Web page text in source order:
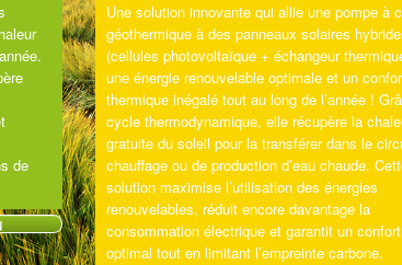
de
Une solution innovante qui allie une pompe à
géothermique à des panneaux solaires
(cellules photovoltaïque + échangeur
une énergie renouvelable optimale et un
thermique inégalé tout au long de l’année !
cycle thermodynamique, elle récupère la
gratuite du soleil pour la transférer dans le
chauffage ou de production d’eau chaude.
solution maximise l’utilisation des énergies
renouvelables, réduit encore davantage la
consommation électrique et garantit un confort
optimal tout en limitant l’empreinte carbone.